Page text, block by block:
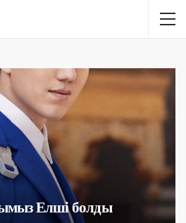
Елші болды